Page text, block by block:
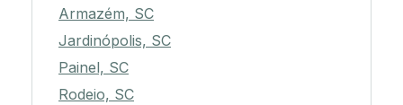
Armazém, SC
Jardinópolis, SC
Painel, SC
Rodeio, SC